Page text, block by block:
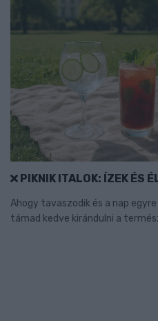
PIKNIK ITALOK: ÍZEK ÉS
Ahogy tavaszodik és a nap
támad kedve kirándulni a